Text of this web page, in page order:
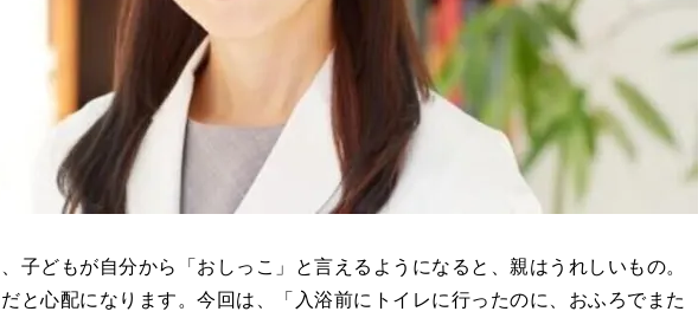
子どもが自分から「おしっこ」と言えるようになると、親はうれしいもの。
と心配になります。今回は、「入浴前にトイレに行ったのに、おふろでまた